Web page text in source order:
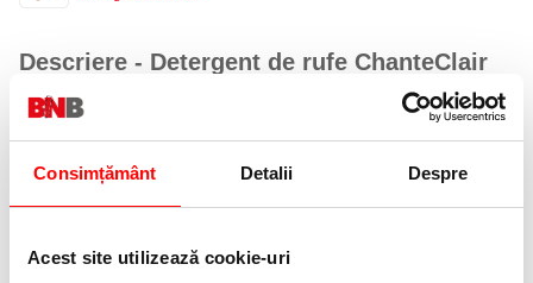
Consimțământ Detalii Despre
Acest site utilizează cookie-uri
Descriere - Detergent de rufe ChanteClair
lungă durată hainelor tale.
Formula sa concentrată acționează eficient împotriva petelor
parfum plăcut și persistent de mosc alb, ce inspiră senzația de
rufe proaspăt spălate.